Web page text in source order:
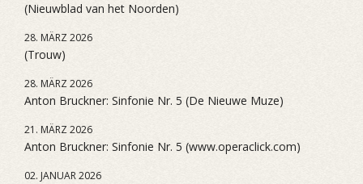
(Nieuwblad van het Noorden)
28. MÄRZ 2026
(Trouw)
28. MÄRZ 2026
Anton Bruckner: Sinfonie Nr. 5 (De Nieuwe Muze)
21. MÄRZ 2026
Anton Bruckner: Sinfonie Nr. 5 (www.operaclick.com)
02. JANUAR 2026